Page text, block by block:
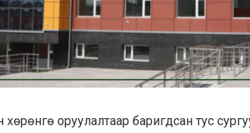
оруулалтаар баригдсан тус